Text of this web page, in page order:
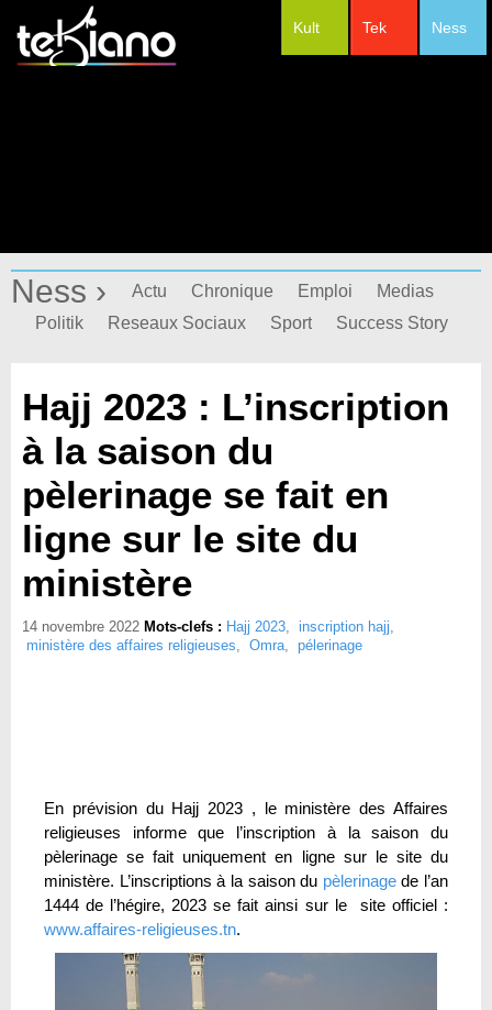
Ness
Tek
Kult
Ness › Actu Chronique Emploi
Medias
Politik
Reseaux Sociaux Sport Success Story
Hajj 2023 : L’inscription
à la saison du
pèlerinage se fait en
ligne sur le site du
ministère
14 novembre 2022 Mots-clefs : Hajj 2023, inscription hajj,
ministère des affaires religieuses, Omra, pélerinage
En prévision du Hajj 2023 , le ministère des Affaires
religieuses informe que l’inscription à la saison du
pèlerinage se fait uniquement en ligne sur le site du
ministère. L’inscriptions à la saison du pèlerinagede l’an
1444 de l’hégire, 2023 se fait ainsi sur le site officiel :
www.affaires-religieuses.tn.